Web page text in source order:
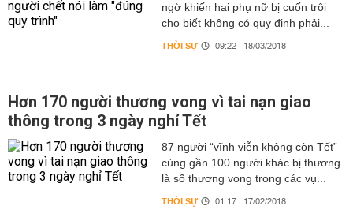
ngờ khiến hai phụ nữ bị cuốn trôi
cho biết không có quy định phải...
THỜI SỰ 09:22 | 18/03/2018
Hơn 170 người thương vong vì tai nạn giao
thông trong 3 ngày nghỉ Tết
87 người “vĩnh viễn không còn Tết”
cùng gần 100 người khác bị thương
là số thương vong trong các vụ...
THỜI SỰ 01:17 | 17/02/2018